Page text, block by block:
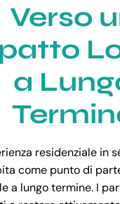
Verso
a
residenziale in
come punto di
a lungo termine. I